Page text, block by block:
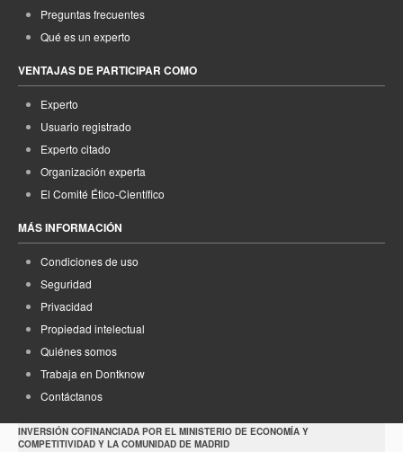
Preguntas frecuentes
Qué es un experto
VENTAJAS DE PARTICIPAR COMO
Experto
Usuario registrado
Experto citado
Organización experta
El Comité Ético-Científico
MÁS INFORMACIÓN
Condiciones de uso
Seguridad
Privacidad
Propiedad intelectual
Quiénes somos
Trabaja en Dontknow
Contáctanos
INVERSIÓN COFINANCIADA POR EL MINISTERIO DE ECONOMÍA Y
COMPETITIVIDAD Y LA COMUNIDAD DE MADRID